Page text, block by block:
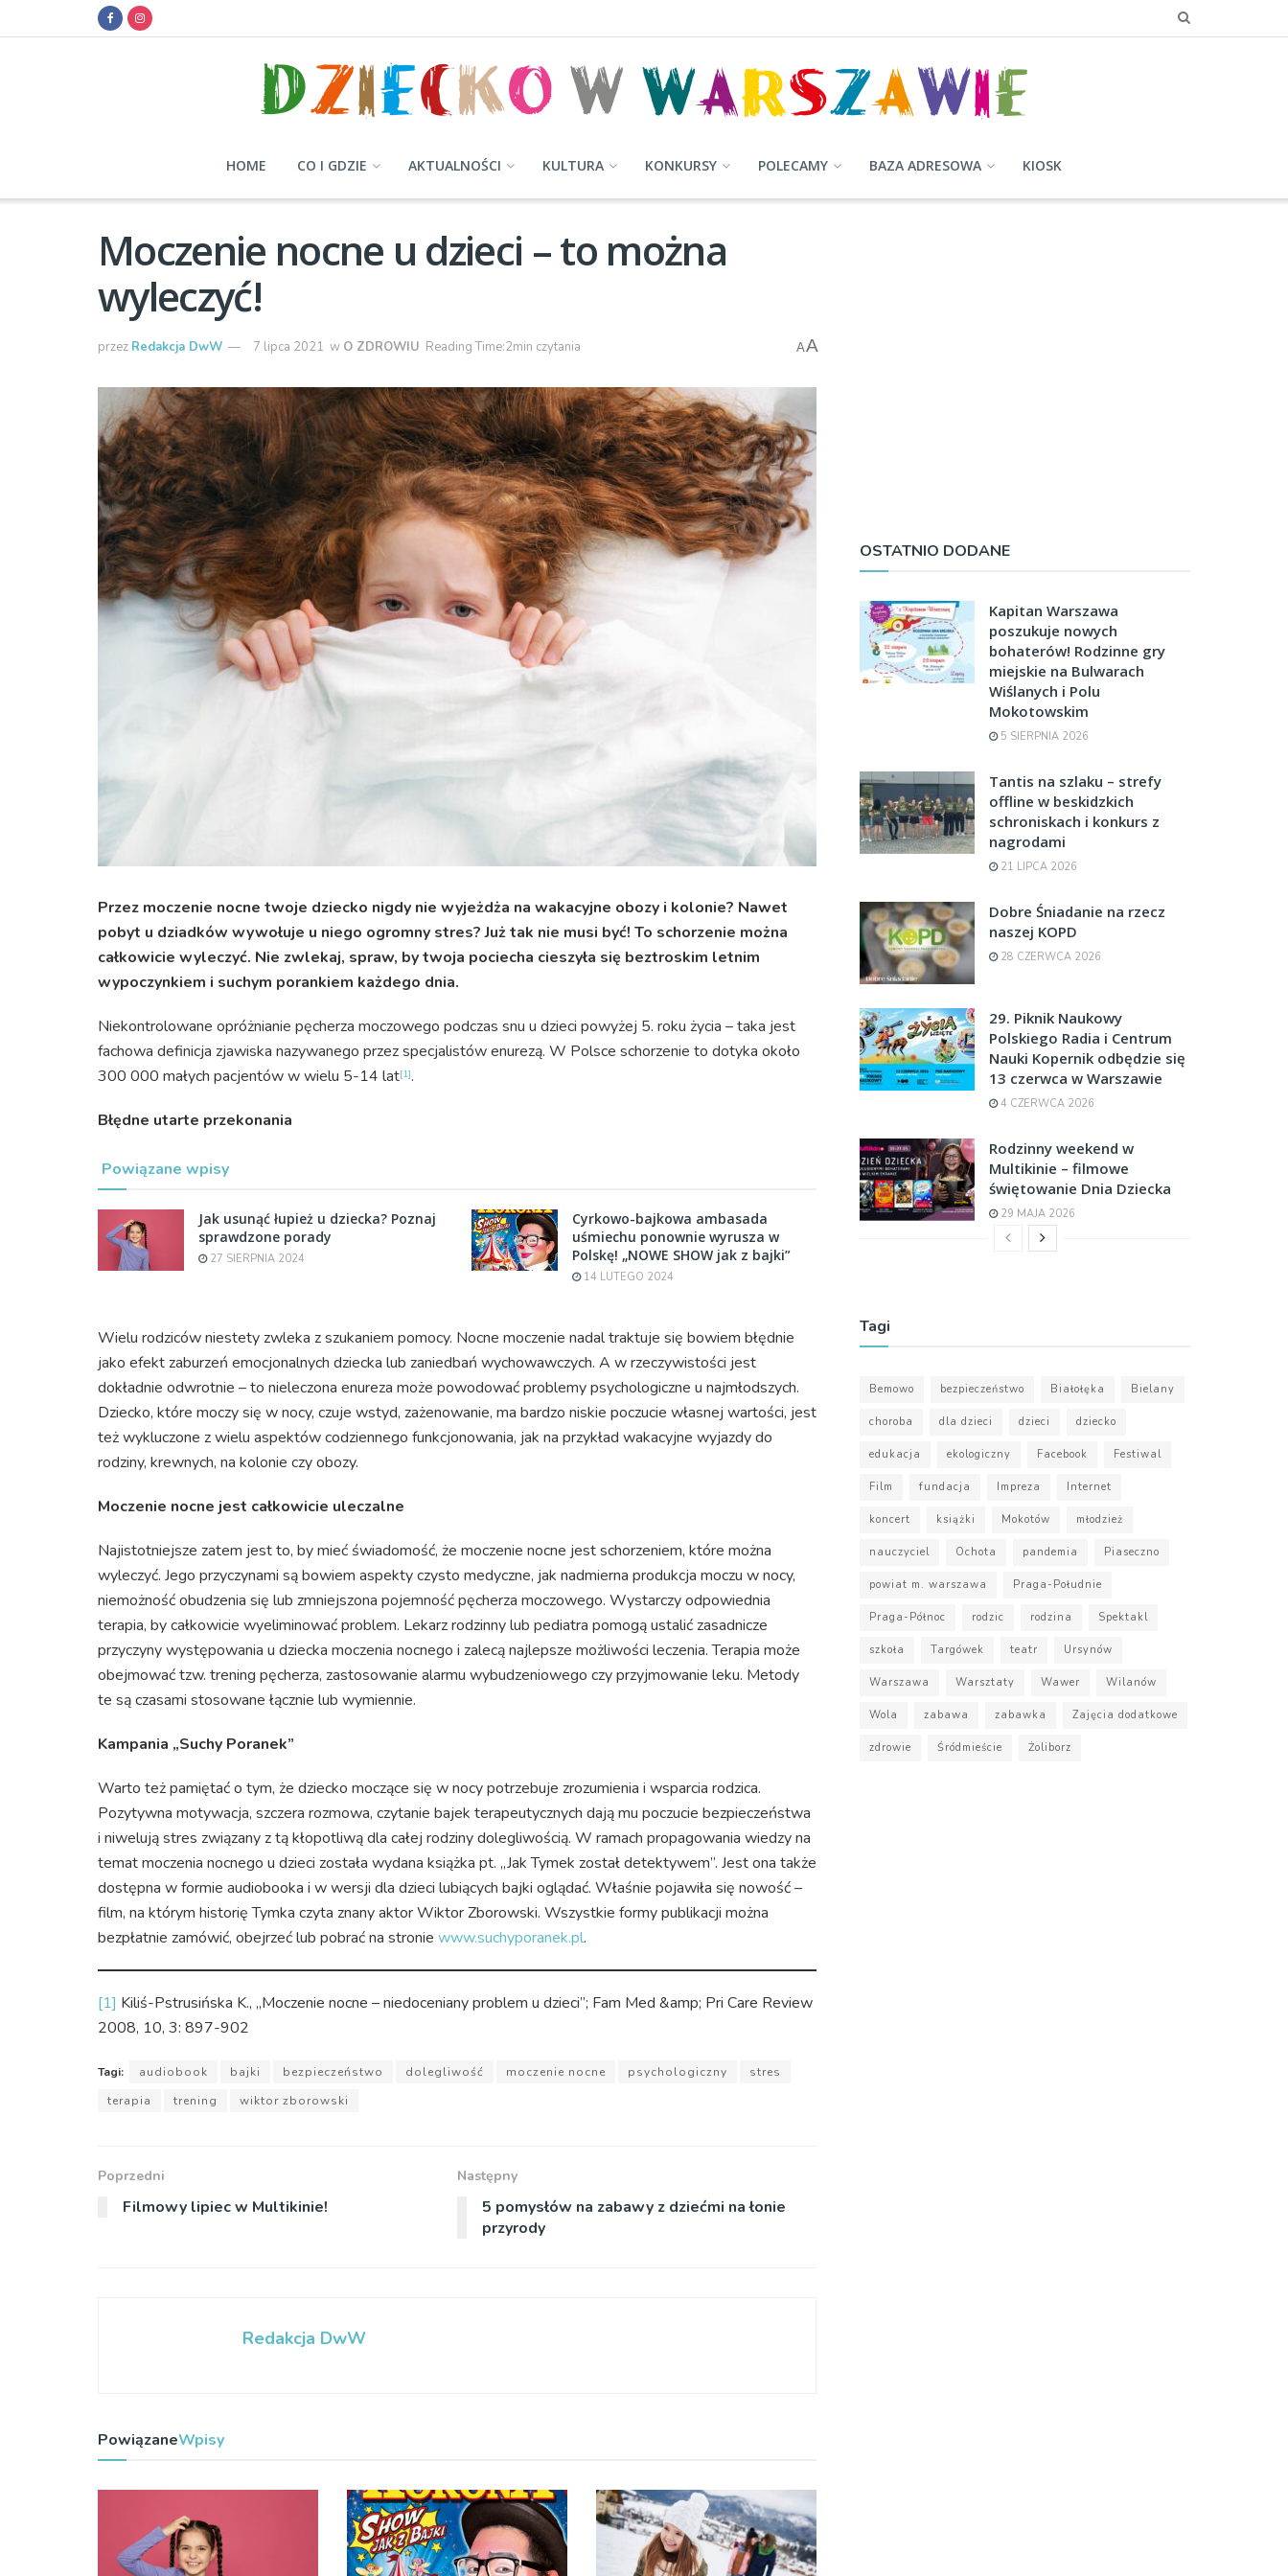
HOME CO I GDZIE AKTUALNOŚCI KULTURA KONKURSY POLECAMY BAZA ADRESOWA KIOSK
Moczenie nocne u dzieci – to można
wyleczyć!
przez Redakcja DwW 7 lipca 2021 w O ZDROWIU Reading Time:2min czytania AA
Przez moczenie nocne twoje dziecko nigdy nie wyjeżdża na wakacyjne obozy i kolonie? Nawet
pobyt u dziadków wywołuje u niego ogromny stres? Już tak nie musi być! To schorzenie można
całkowicie wyleczyć. Nie zwlekaj, spraw, by twoja pociecha cieszyła się beztroskim letnim
wypoczynkiem i suchym porankiem każdego dnia.
Niekontrolowane opróżnianie pęcherza moczowego podczas snu u dzieci powyżej 5. roku życia – taka jest
fachowa definicja zjawiska nazywanego przez specjalistów enurezą. W Polsce schorzenie to dotyka około
300 000 małych pacjentów w wielu 5-14 lat[1].
Błędne utarte przekonania
Powiązane wpisy
Jak usunąć łupież u dziecka? Poznaj
sprawdzone porady
27 SIERPNIA 2024
Cyrkowo-bajkowa ambasada
uśmiechu ponownie wyrusza w
Polskę! „NOWE SHOW jak z bajki”
14 LUTEGO 2024
Wielu rodziców niestety zwleka z szukaniem pomocy. Nocne moczenie nadal traktuje się bowiem błędnie
jako efekt zaburzeń emocjonalnych dziecka lub zaniedbań wychowawczych. A w rzeczywistości jest
dokładnie odwrotnie – to nieleczona enureza może powodować problemy psychologiczne u najmłodszych.
Dziecko, które moczy się w nocy, czuje wstyd, zażenowanie, ma bardzo niskie poczucie własnej wartości, jest
też wykluczone z wielu aspektów codziennego funkcjonowania, jak na przykład wakacyjne wyjazdy do
rodziny, krewnych, na kolonie czy obozy.
Moczenie nocne jest całkowicie uleczalne
Najistotniejsze zatem jest to, by mieć świadomość, że moczenie nocne jest schorzeniem, które można
wyleczyć. Jego przyczynami są bowiem aspekty czysto medyczne, jak nadmierna produkcja moczu w nocy,
niemożność obudzenia się lub zmniejszona pojemność pęcherza moczowego. Wystarczy odpowiednia
terapia, by całkowicie wyeliminować problem. Lekarz rodzinny lub pediatra pomogą ustalić zasadnicze
przyczyny występowania u dziecka moczenia nocnego i zalecą najlepsze możliwości leczenia. Terapia może
obejmować tzw. trening pęcherza, zastosowanie alarmu wybudzeniowego czy przyjmowanie leku. Metody
te są czasami stosowane łącznie lub wymiennie.
Kampania „Suchy Poranek”
Warto też pamiętać o tym, że dziecko moczące się w nocy potrzebuje zrozumienia i wsparcia rodzica.
Pozytywna motywacja, szczera rozmowa, czytanie bajek terapeutycznych dają mu poczucie bezpieczeństwa
i niwelują stres związany z tą kłopotliwą dla całej rodziny dolegliwością. W ramach propagowania wiedzy na
temat moczenia nocnego u dzieci została wydana książka pt. „Jak Tymek został detektywem”. Jest ona także
dostępna w formie audiobooka i w wersji dla dzieci lubiących bajki oglądać. Właśnie pojawiła się nowość –
film, na którym historię Tymka czyta znany aktor Wiktor Zborowski. Wszystkie formy publikacji można
bezpłatnie zamówić, obejrzeć lub pobrać na stronie www.suchyporanek.pl.
[1] Kiliś-Pstrusińska K., „Moczenie nocne – niedoceniany problem u dzieci”; Fam Med &amp; Pri Care Review
2008, 10, 3: 897-902
Tagi: audiobook bajki bezpieczeństwo dolegliwość moczenie nocne psychologiczny
stres
terapia
trening wiktor zborowski
Poprzedni
Filmowy lipiec w Multikinie!
Następny
5 pomysłów na zabawy z dziećmi na łonie
przyrody
Redakcja DwW
PowiązaneWpisy
OSTATNIO DODANE
Kapitan Warszawa
poszukuje nowych
bohaterów! Rodzinne gry
miejskie na Bulwarach
Wiślanych i Polu
Mokotowskim
5 SIERPNIA 2026
Tantis na szlaku – strefy
offline w beskidzkich
schroniskach i konkurs z
nagrodami
21 LIPCA 2026
Dobre Śniadanie na rzecz
naszej KOPD
28 CZERWCA 2026
29. Piknik Naukowy
Polskiego Radia i Centrum
Nauki Kopernik odbędzie się
13 czerwca w Warszawie
4 CZERWCA 2026
Rodzinny weekend w
Multikinie – filmowe
świętowanie Dnia Dziecka
29 MAJA 2026
Tagi
Bemowo bezpieczeństwo Białołęka Bielany
choroba dla dzieci dzieci dziecko
edukacja ekologiczny Facebook Festiwal
Film fundacja Impreza Internet
koncert książki Mokotów młodzież
nauczyciel Ochota pandemia Piaseczno
powiat m. warszawa Praga-Południe
Praga-Północ rodzic rodzina Spektakl
szkoła Targówek teatr Ursynów
Warszawa Warsztaty Wawer Wilanów
Wola zabawa zabawka Zajęcia dodatkowe
zdrowie Śródmieście Żoliborz